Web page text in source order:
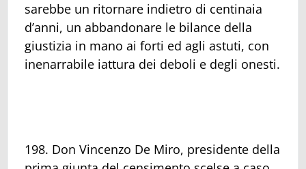
sarebbe un ritornare indietro di centinaia
d’anni, un abbandonare le bilance della
giustizia in mano ai forti ed agli astuti, con
inenarrabile iattura dei deboli e degli onesti.
198. Don Vincenzo De Miro, presidente della